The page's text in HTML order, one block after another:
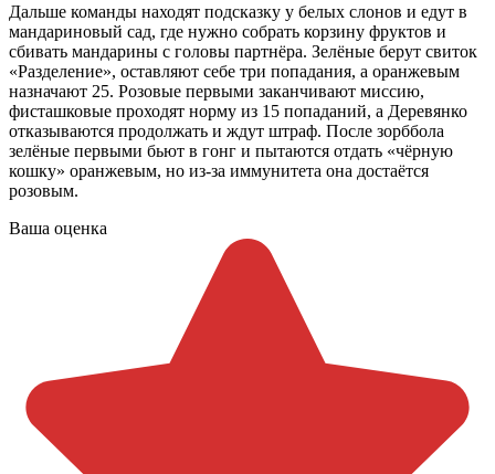
Дальше команды находят подсказку у белых слонов и едут в
мандариновый сад, где нужно собрать корзину фруктов и
сбивать мандарины с головы партнёра. Зелёные берут свиток
«Разделение», оставляют себе три попадания, а оранжевым
назначают 25. Розовые первыми заканчивают миссию,
фисташковые проходят норму из 15 попаданий, а Деревянко
отказываются продолжать и ждут штраф. После зорббола
зелёные первыми бьют в гонг и пытаются отдать «чёрную
кошку» оранжевым, но из-за иммунитета она достаётся
розовым.
Ваша оценка